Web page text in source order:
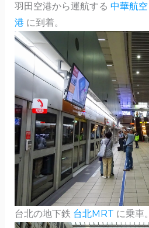
羽田空港から運航する 中華航空
港 に到着。
台北の地下鉄 台北MRT に乗車。